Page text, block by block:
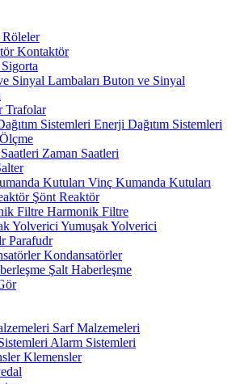
Röleler
Kontaktör
Sigorta
Buton ve Sinyal
Trafolar
Enerji Dağıtım Sistemleri
Ölçme
Zaman Saatleri
Vinç Kumanda Kutuları
Şönt Reaktör
Harmonik Filtre
Yumuşak Yolverici
Parafudr
Kondansatörler
Şalt Haberleşme
Sarf Malzemeleri
Alarm Sistemleri
Klemensler